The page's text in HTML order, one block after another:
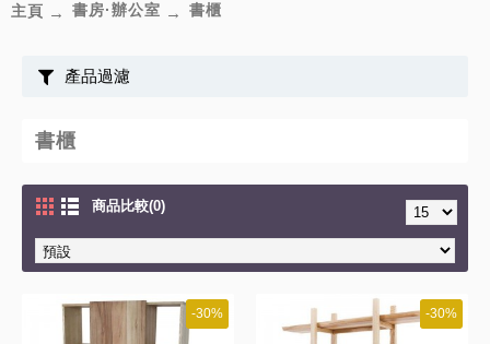
主頁 書房·辦公室 書櫃
產品過濾
書櫃
商品比較(0)
-30% -30%